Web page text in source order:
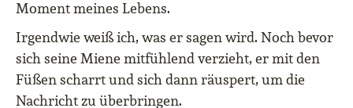
Moment meines Lebens.
Irgendwie weiß ich, was er sagen wird. Noch bevor
sich seine Miene mitfühlend verzieht, er mit den
Füßen scharrt und sich dann räuspert, um die
Nachricht zu überbringen.